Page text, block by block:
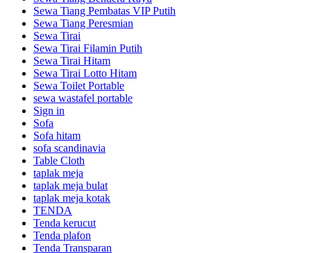
Sewa Tiang Pembatas VIP Putih
Sewa Tiang Peresmian
Sewa Tirai
Sewa Tirai Filamin Putih
Sewa Tirai Hitam
Sewa Tirai Lotto Hitam
Sewa Toilet Portable
sewa wastafel portable
Sign in
Sofa
Sofa hitam
sofa scandinavia
Table Cloth
taplak meja
taplak meja bulat
taplak meja kotak
TENDA
Tenda kerucut
Tenda plafon
Tenda Transparan